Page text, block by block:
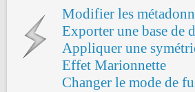
Modifier les
Exporter une base de
Appliquer une
Effet Marionnette
Changer le mode de